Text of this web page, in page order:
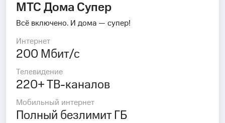
МТС Дома Супер
Всё включено. И дома — супер!
Интернет
200 Мбит/с
Телевидение
220+ ТВ-каналов
Мобильный интернет
Полный безлимит ГБ